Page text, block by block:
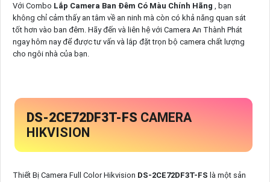
Với Combo Lắp Camera Ban Đêm Có Màu Chính Hãng
, bạn
không chỉ cảm thấy an tâm về an ninh mà còn có khả năng quan sát
tốt hơn vào ban đêm. Hãy đến và liên hệ với Camera An Thành Phát
ngay hôm nay để được tư vấn và lắp đặt trọn bộ camera chất lượng
cho ngôi nhà của bạn.
DS-2CE72DF3T-FS CAMERA
HIKVISION
Thiết Bị Camera Full Color Hikvision DS-2CE72DF3T-FS là một sản